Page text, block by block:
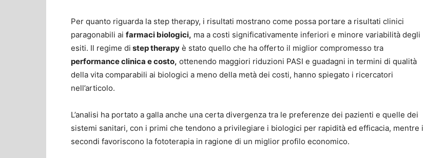
Per quanto riguarda la step therapy, i risultati mostrano come possa portare a risultati clinici
paragonabili ai farmaci biologici, ma a costi significativamente inferiori e minore variabilità degli
esiti. Il regime di step therapy è stato quello che ha offerto il miglior compromesso tra
performance clinica e costo, ottenendo maggiori riduzioni PASI e guadagni in termini di qualità
della vita comparabili ai biologici a meno della metà dei costi, hanno spiegato i ricercatori
nell’articolo.
L’analisi ha portato a galla anche una certa divergenza tra le preferenze dei pazienti e quelle dei
sistemi sanitari, con i primi che tendono a privilegiare i biologici per rapidità ed efficacia, mentre i
secondi favoriscono la fototerapia in ragione di un miglior profilo economico.